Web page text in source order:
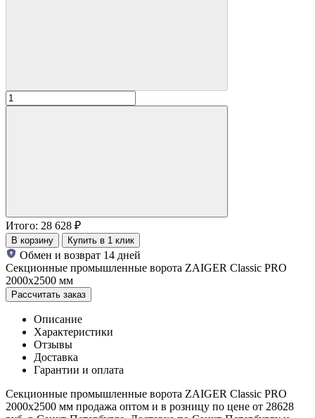
Итого: 28 628 ₽
В корзину Купить в 1 клик
Обмен и возврат 14 дней
Секционные промышленные ворота ZAIGER Classic PRO
2000х2500 мм
Рассчитать заказ
Описание
Характеристики
Отзывы
Доставка
Гарантии и оплата
Секционные промышленные ворота ZAIGER Classic PRO
2000х2500 мм продажа оптом и в розницу по цене от 28628